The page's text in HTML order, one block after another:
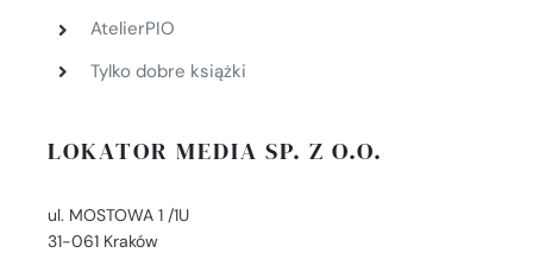
AtelierPIO
Tylko dobre książki
LOKATOR MEDIA SP. Z O.O.
ul. MOSTOWA 1 /1U
31-061 Kraków